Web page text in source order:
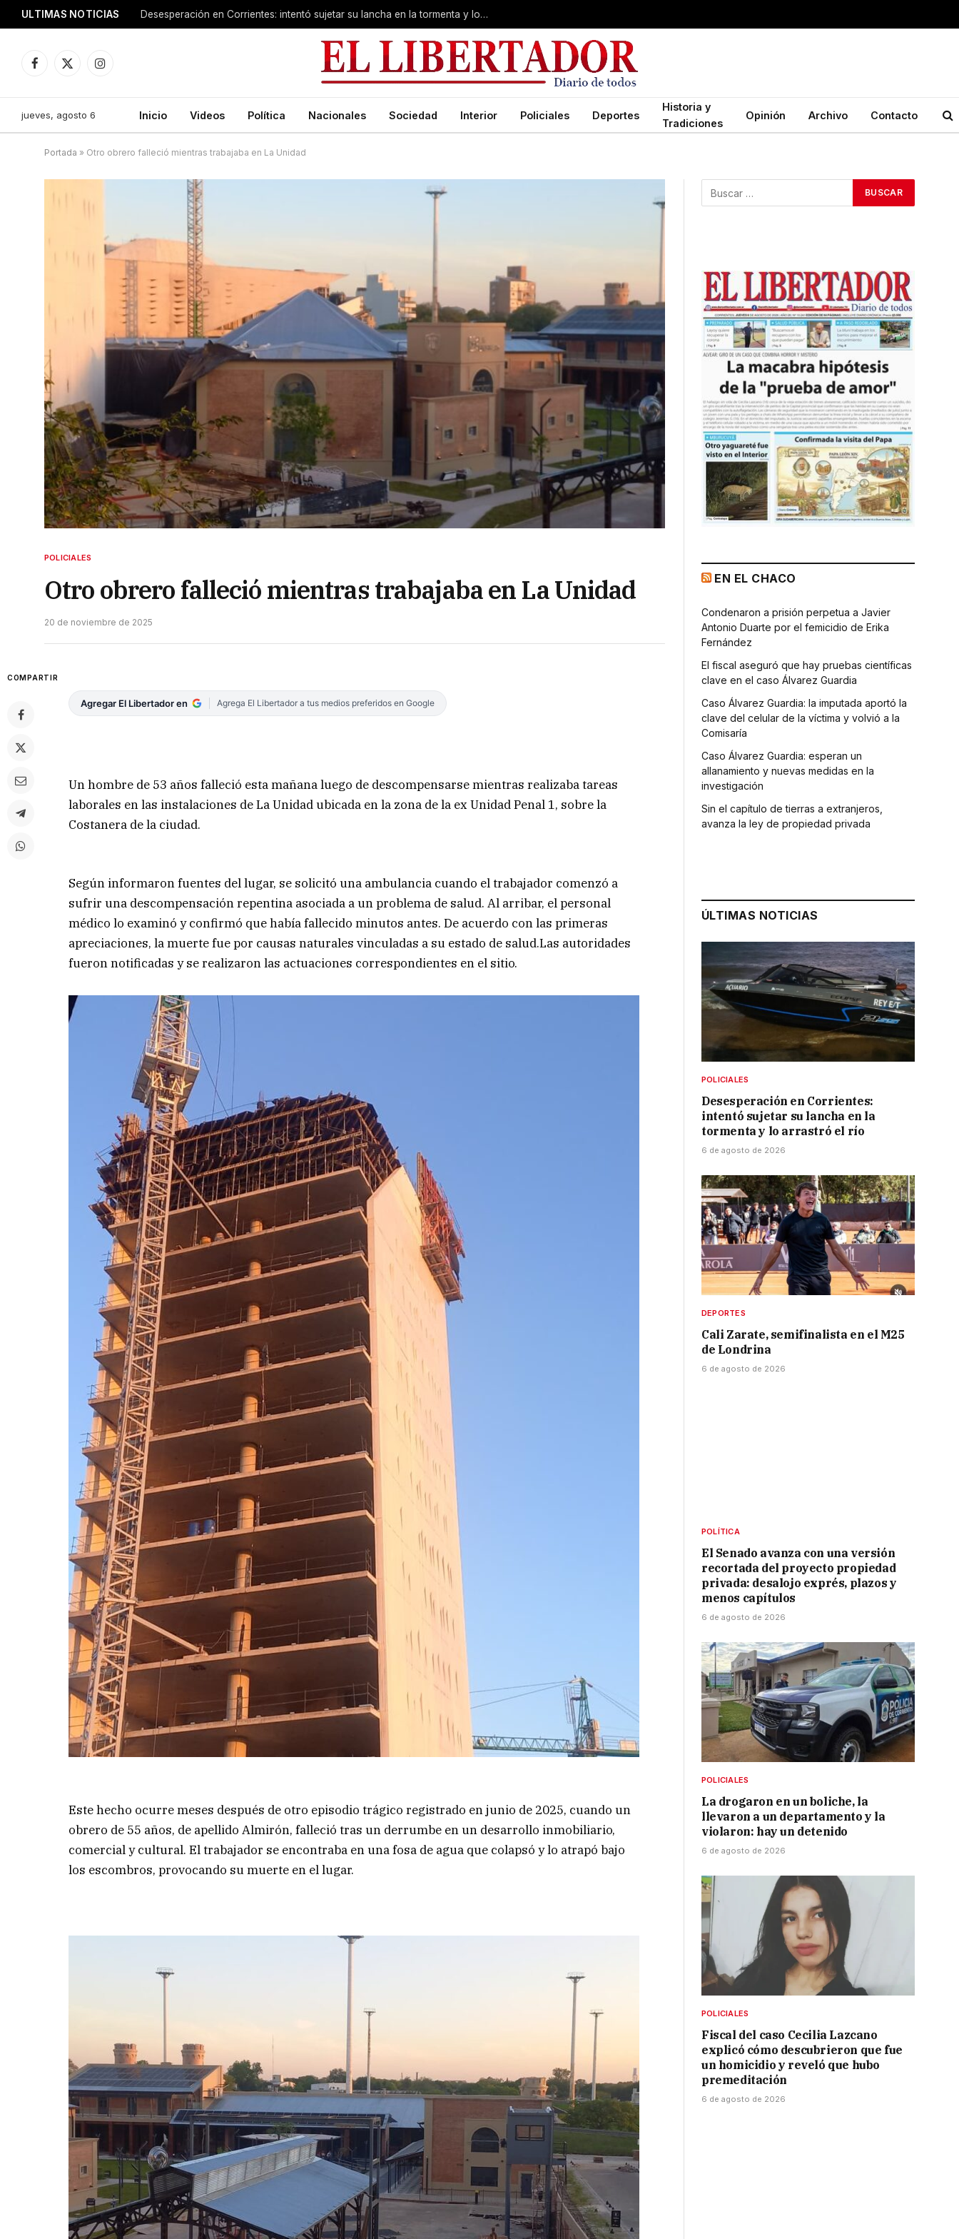
ULTIMAS NOTICIAS Desesperación en Corrientes: intentó sujetar su lancha en la tormenta y lo arrastró el río
Facebook
X
Instagram
jueves, agosto 6 Inicio Videos Política Nacionales Sociedad Interior Policiales Deportes
Historia y
Tradiciones
Opinión Archivo Contacto
Portada » Otro obrero falleció mientras trabajaba en La Unidad
POLICIALES
Otro obrero falleció mientras trabajaba en La Unidad
20 de noviembre de 2025
COMPARTIR
Agregar El Libertador en Agrega El Libertador a tus medios preferidos en Google
Un hombre de 53 años falleció esta mañana luego de descompensarse mientras realizaba tareas
laborales en las instalaciones de La Unidad ubicada en la zona de la ex Unidad Penal 1, sobre la
Costanera de la ciudad.
Según informaron fuentes del lugar, se solicitó una ambulancia cuando el trabajador comenzó a
sufrir una descompensación repentina asociada a un problema de salud. Al arribar, el personal
médico lo examinó y confirmó que había fallecido minutos antes. De acuerdo con las primeras
apreciaciones, la muerte fue por causas naturales vinculadas a su estado de salud.Las autoridades
fueron notificadas y se realizaron las actuaciones correspondientes en el sitio.
Este hecho ocurre meses después de otro episodio trágico registrado en junio de 2025, cuando un
obrero de 55 años, de apellido Almirón, falleció tras un derrumbe en un desarrollo inmobiliario,
comercial y cultural. El trabajador se encontraba en una fosa de agua que colapsó y lo atrapó bajo
los escombros, provocando su muerte en el lugar.
EN EL CHACO
Condenaron a prisión perpetua a Javier
Antonio Duarte por el femicidio de Erika
Fernández
El fiscal aseguró que hay pruebas científicas
clave en el caso Álvarez Guardia
Caso Álvarez Guardia: la imputada aportó la
clave del celular de la víctima y volvió a la
Comisaría
Caso Álvarez Guardia: esperan un
allanamiento y nuevas medidas en la
investigación
Sin el capítulo de tierras a extranjeros,
avanza la ley de propiedad privada
ÚLTIMAS NOTICIAS
POLICIALES
Desesperación en Corrientes:
intentó sujetar su lancha en la
tormenta y lo arrastró el río
6 de agosto de 2026
DEPORTES
Cali Zarate, semifinalista en el M25
de Londrina
6 de agosto de 2026
POLÍTICA
El Senado avanza con una versión
recortada del proyecto propiedad
privada: desalojo exprés, plazos y
menos capítulos
6 de agosto de 2026
POLICIALES
La drogaron en un boliche, la
llevaron a un departamento y la
violaron: hay un detenido
6 de agosto de 2026
POLICIALES
Fiscal del caso Cecilia Lazcano
explicó cómo descubrieron que fue
un homicidio y reveló que hubo
premeditación
6 de agosto de 2026